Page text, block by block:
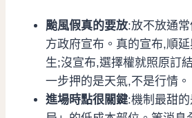
颱風假真的要放:放不放通
方政府宣布。真的宣布,順
生;沒宣布,選擇權就照原訂
一步押的是天氣,不是行情。
進場時點很關鍵:機制最甜